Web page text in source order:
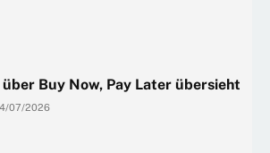
Buy Now, Pay Later übersieht
07/2026